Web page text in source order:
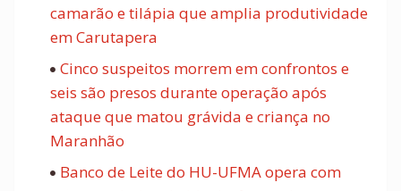
camarão e tilápia que amplia produtividade
em Carutapera
Cinco suspeitos morrem em confrontos e
seis são presos durante operação após
ataque que matou grávida e criança no
Maranhão
Banco de Leite do HU-UFMA opera com